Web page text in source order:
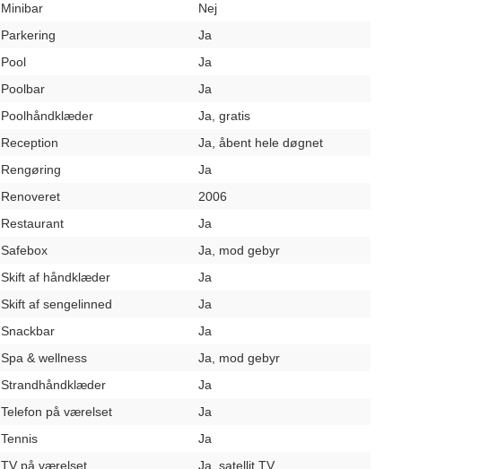
Minibar
Nej
Parkering
Ja
Pool
Ja
Poolbar
Ja
Poolhåndklæder
Ja, gratis
Reception
Ja, åbent hele døgnet
Rengøring
Ja
Renoveret
2006
Restaurant
Ja
Safebox
Ja, mod gebyr
Skift af håndklæder
Ja
Skift af sengelinned
Ja
Snackbar
Ja
Spa & wellness
Ja, mod gebyr
Strandhåndklæder
Ja
Telefon på værelset
Ja
Tennis
Ja
TV på værelset
Ja, satellit TV